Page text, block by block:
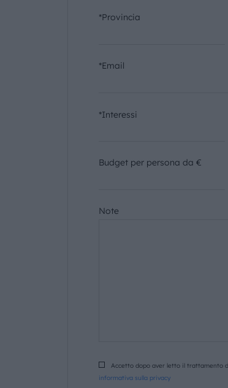
*Provincia
*Email
*Interessi
Budget per persona da €
Note
Accetto dopo aver letto il trattamento
informativa sulla privacy